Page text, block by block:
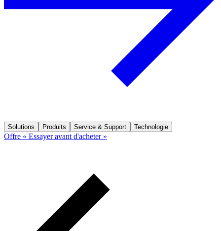
Solutions Produits Service & Support Technologie
Offre « Essayer avant d'acheter »